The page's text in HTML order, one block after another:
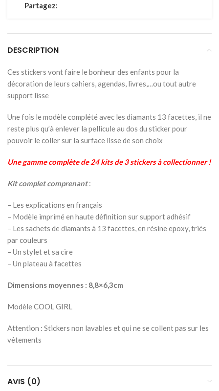
Partagez:
DESCRIPTION
Ces stickers vont faire le bonheur des enfants pour la
décoration de leurs cahiers, agendas, livres,…ou tout autre
support lisse
Une fois le modèle complété avec les diamants 13 facettes, il ne
reste plus qu’à enlever la pellicule au dos du sticker pour
pouvoir le coller sur la surface lisse de son choix
Une gamme complète de 24 kits de 3 stickers à collectionner !
Kit complet comprenant:
– Les explications en français
– Modèle imprimé en haute définition sur support adhésif
– Les sachets de diamants à 13 facettes, en résine epoxy, triés
par couleurs
– Un stylet et sa cire
– Un plateau à facettes
Dimensions moyennes : 8,8×6,3cm
Modèle COOL GIRL
Attention : Stickers non lavables et qui ne se collent pas sur les
vêtements
AVIS (0)